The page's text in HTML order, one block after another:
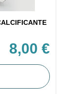
8,00 €